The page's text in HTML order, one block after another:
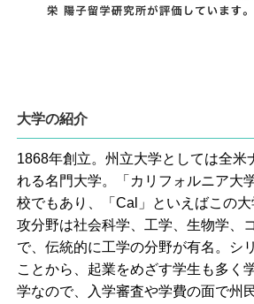
大学の紹介
1868年創立。州立大学としては全米
れる名門大学。「カリフォルニア大
校でもあり、「Cal」といえばこの
攻分野は社会科学、工学、生物学、
で、伝統的に工学の分野が有名。シ
ことから、起業をめざす学生も多く
学なので、入学審査や学費の面で州